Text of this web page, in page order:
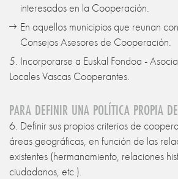
interesados en la Cooperación.
En aquellos municipios que reunan
Consejos Asesores de Cooperación.
5. Incorporarse a Euskal Fondoa -
Locales Vascas Cooperantes.
PARA DEFINIR UNA POLÍTICA PROPIA
6. Definir sus propios criterios de
áreas geográficas, en función de las
existentes (hermanamiento, relaciones
ciudadanos, etc.).